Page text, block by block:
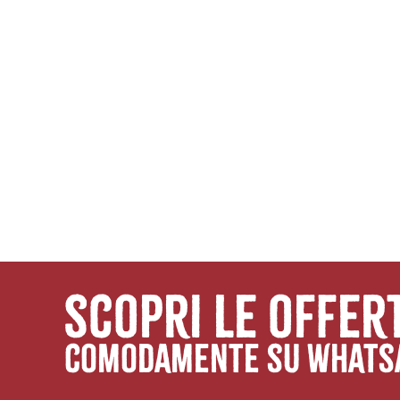
scopri le
comodamente su